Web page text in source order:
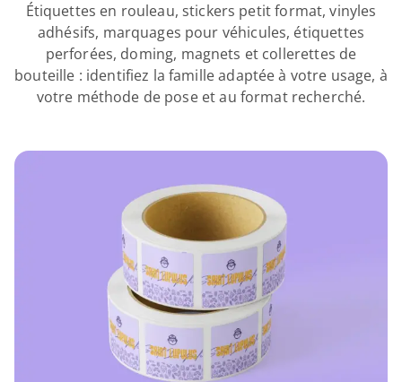
Étiquettes en rouleau, stickers petit format, vinyles
adhésifs, marquages pour véhicules, étiquettes
perforées, doming, magnets et collerettes de
bouteille : identifiez la famille adaptée à votre usage, à
votre méthode de pose et au format recherché.